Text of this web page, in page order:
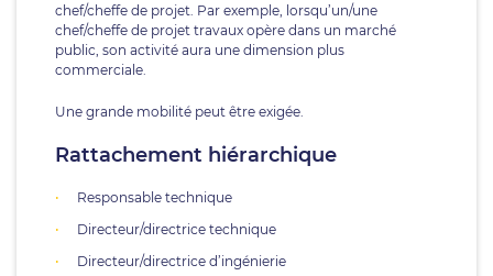
chef/cheffe de projet. Par exemple, lorsqu’un/une
chef/cheffe de projet travaux opère dans un marché
public, son activité aura une dimension plus
commerciale.
Une grande mobilité peut être exigée.
Rattachement hiérarchique
Responsable technique
Directeur/directrice technique
Directeur/directrice d’ingénierie